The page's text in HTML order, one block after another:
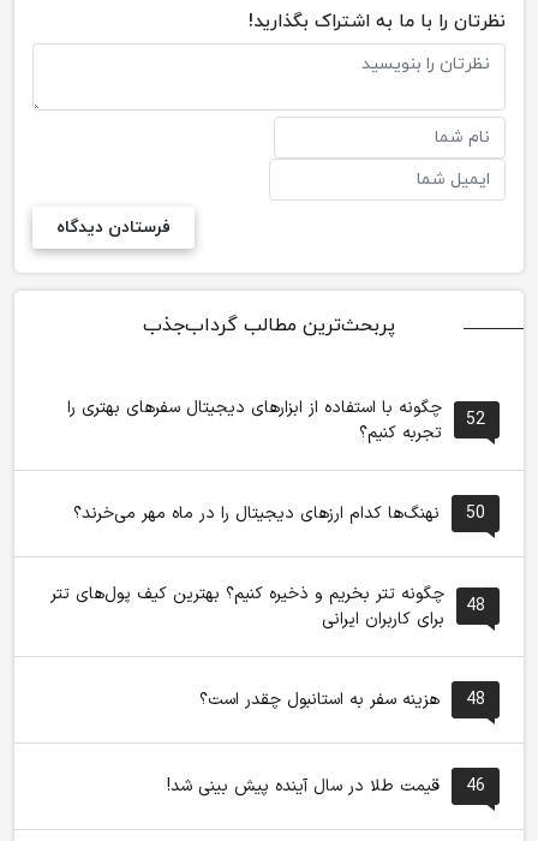
نظرتان را با ما به اشتراک بگذارید!
پربحث‌ترین مطالب گرداب‌جذب
52
چگونه با استفاده از ابزارهای دیجیتال سفرهای بهتری را
تجربه کنیم؟
50 نهنگ‌ها کدام ارزهای دیجیتال را در ماه مهر می‌خرند؟
48
چگونه تتر بخریم و ذخیره کنیم؟ بهترین کیف پول‌های تتر
برای کاربران ایرانی
48 هزینه سفر به استانبول چقدر است؟
46 قیمت طلا در سال آینده پیش بینی شد!